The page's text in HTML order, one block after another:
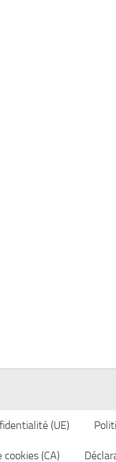
(UE)
cookies (CA)